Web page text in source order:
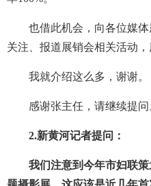
也借此机会，向各位媒体
关注、报道展销会相关活动，
我就介绍这么多，谢谢。
感谢张主任，请继续提问
2.新黄河记者提问：
我们注意到今年市妇联策